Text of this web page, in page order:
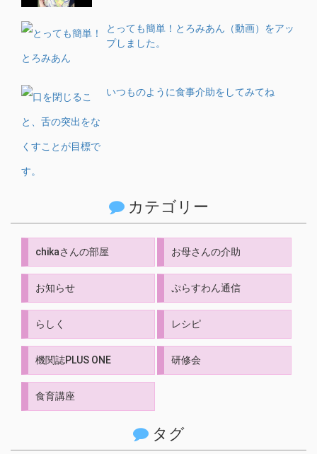
とっても簡単！とろみあん（動画）をアッ
プしました。
いつものように食事介助をしてみてね
カテゴリー
chikaさんの部屋 お母さんの介助
お知らせ ぷらすわん通信
らしく レシピ
機関誌PLUS ONE 研修会
食育講座
タグ